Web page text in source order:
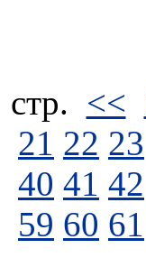
стp. <<
21 22 23
40 41 42
59 60 61